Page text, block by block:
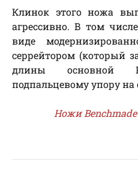
Клинок этого ножа
агрессивно. В том
виде
серрейтором (который
длины основной
подпальцевому упору на
Ножи Benchmade